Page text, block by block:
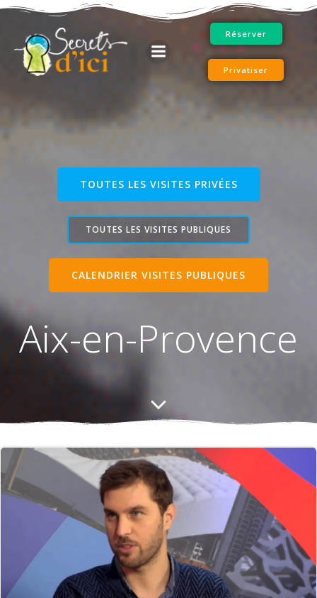
au
contenu
Réserver
Privatiser
TOUTES LES VISITES PRIVÉES
TOUTES LES VISITES PUBLIQUES
CALENDRIER VISITES PUBLIQUES
Aix-en-Provence